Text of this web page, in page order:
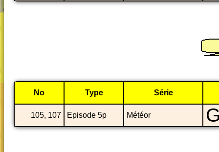
No Type Série
105, 107 Episode 5p Météor